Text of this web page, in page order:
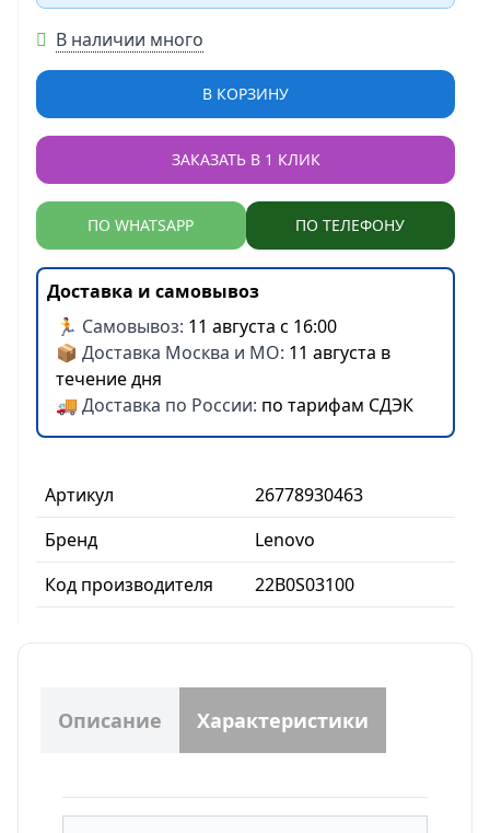
Артикул
26778930463
Бренд
Lenovo
Код производителя
22B0S03100
В наличии много
В КОРЗИНУ
ЗАКАЗАТЬ В 1 КЛИК
ПО WHATSAPP ПО ТЕЛЕФОНУ
Доставка и самовывоз
🏃 Самовывоз: 11 августа с 16:00
📦 Доставка Москва и МО: 11 августа в
течение дня
🚚 Доставка по России: по тарифам СДЭК
Описание Характеристики